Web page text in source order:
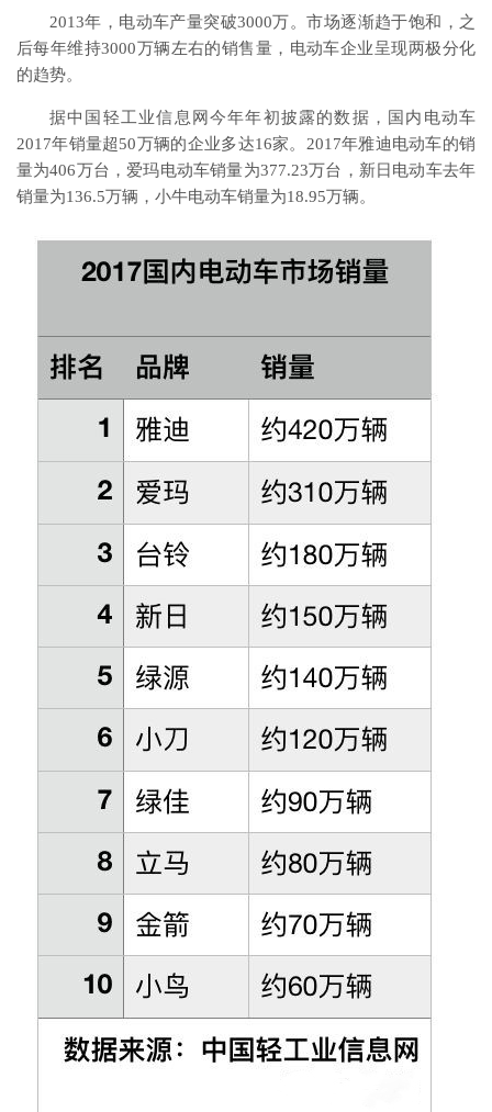
2013年，电动车产量突破3000万。市场逐渐趋于饱和，之
后每年维持3000万辆左右的销售量，电动车企业呈现两极分化
的趋势。
据中国轻工业信息网今年年初披露的数据，国内电动车
2017年销量超50万辆的企业多达16家。2017年雅迪电动车的销
量为406万台，爱玛电动车销量为377.23万台，新日电动车去年
销量为136.5万辆，小牛电动车销量为18.95万辆。